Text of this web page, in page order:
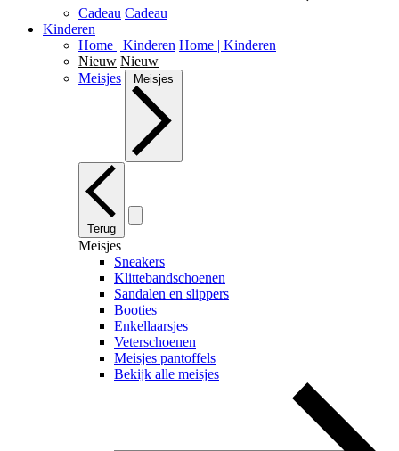
Cadeau Cadeau
Kinderen
Home | Kinderen Home | Kinderen
Nieuw Nieuw
Meisjes
Meisjes
Terug
Meisjes
Sneakers
Klittebandschoenen
Sandalen en slippers
Booties
Enkellaarsjes
Veterschoenen
Meisjes pantoffels
Bekijk alle meisjes